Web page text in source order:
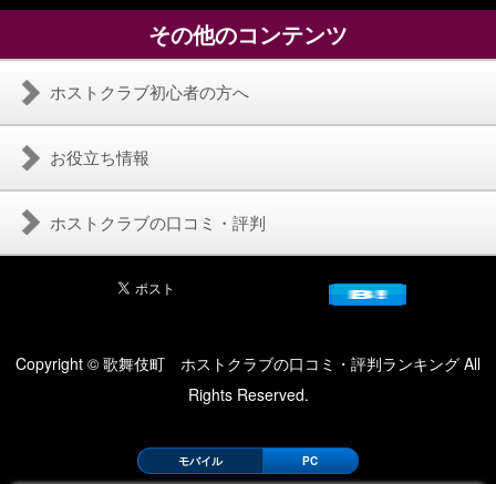
その他のコンテンツ
ホストクラブ初心者の方へ
お役立ち情報
ホストクラブの口コミ・評判
Copyright © 歌舞伎町 ホストクラブの口コミ・評判ランキング All
Rights Reserved.
モバイル PC